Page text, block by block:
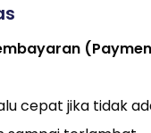
cepat jika tidak